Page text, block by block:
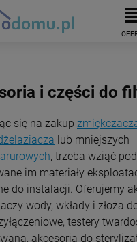
i części do
się na zakup
lub mniejszych
, trzeba wziąć
im materiały
do instalacji. Oferujemy
wody, wkłady i złoża
testery
akcesoria do